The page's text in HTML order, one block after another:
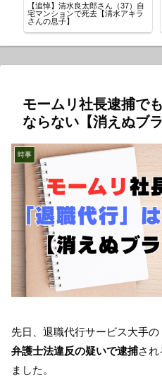
【追悼】清水良太郎さん（37）自
宅マンションで死去【清水アキラ
さんの息子】
モームリ社長逮捕で
ならない【消えぬブ
時事
先日、退職代行サービス大手の
弁護士法違反の疑いで逮捕され
ました。